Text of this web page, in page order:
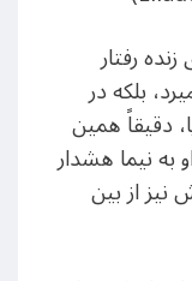
رفتار
بلکه در
دقیقاً همین
به نیما هشدار
از بین